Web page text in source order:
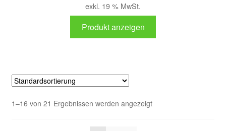
exkl. 19 % MwSt.
Produkt anzeigen
1–16 von 21 Ergebnissen werden angezeigt